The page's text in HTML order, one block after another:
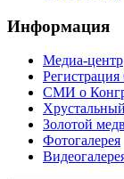
Информация
Медиа-центр
СМИ о
Золотой
Фотогалерея